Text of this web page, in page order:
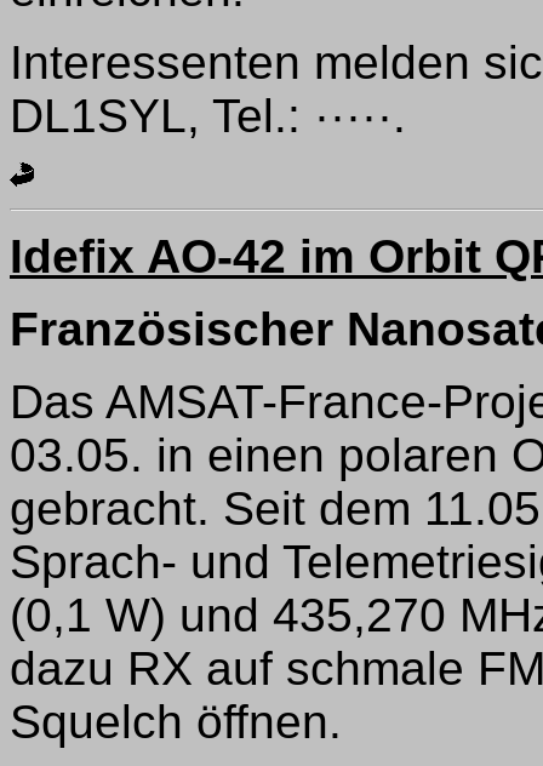
Interessenten melden
DL1SYL, Tel.: ·····.
Idefix AO-42 im Orbit
Französischer
Das AMSAT-France-
03.05. in einen polaren
gebracht. Seit dem
Sprach- und
(0,1 W) und 435,270
dazu RX auf schmale
Squelch öffnen.